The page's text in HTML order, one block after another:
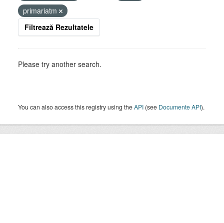
primariatm
Filtrează Rezultatele
Please try another search.
You can also access this registry using theAPI (see Documente API).